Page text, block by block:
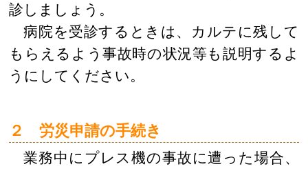
診しましょう。
病院を受診するときは、カルテに残して
もらえるよう事故時の状況等も説明するよ
うにしてください。
２ 労災申請の手続き
業務中にプレス機の事故に遭った場合、